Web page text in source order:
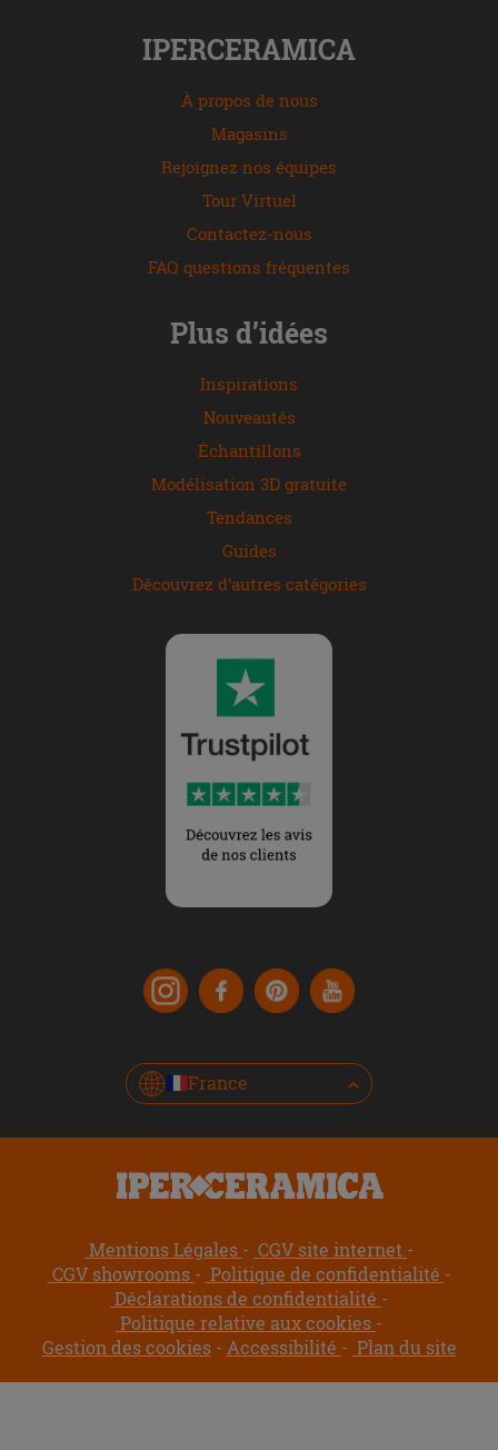
IPERCERAMICA
À propos de nous
Magasins
Rejoignez nos équipes
Tour Virtuel
Contactez-nous
FAQ questions fréquentes
Plus d’idées
Inspirations
Nouveautés
Échantillons
Modélisation 3D gratuite
Tendances
Guides
Découvrez d'autres catégories
France
Mentions Légales
CGV site internet
CGV showrooms
Politique de confidentialité
Déclarations de confidentialité
Politique relative aux cookies
Gestion des cookies
Accessibilité Plan du site